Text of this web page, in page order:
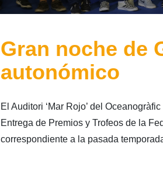
Gran noche de
autonómico
El Auditori ‘Mar Rojo’ del
Entrega de Premios y Trofeos de la
correspondiente a la pasada